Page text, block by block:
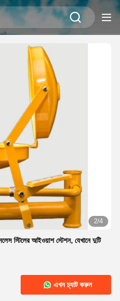
2/4
স্টিলের আইওয়াশ স্টেশন, যেখানে দুটি
এখন চ্যাট করুন